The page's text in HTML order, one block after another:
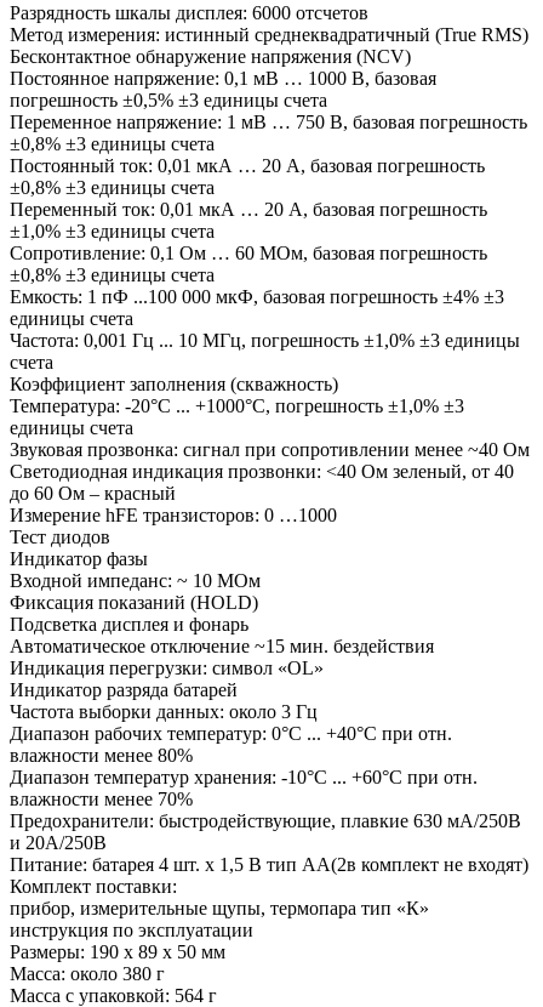
Разрядность шкалы дисплея: 6000 отсчетов
Метод измерения: истинный среднеквадратичный (True RMS)
Бесконтактное обнаружение напряжения (NCV)
Постоянное напряжение: 0,1 мВ … 1000 В, базовая
погрешность ±0,5% ±3 единицы счета
Переменное напряжение: 1 мВ … 750 В, базовая погрешность
±0,8% ±3 единицы счета
Постоянный ток: 0,01 мкА … 20 А, базовая погрешность
±0,8% ±3 единицы счета
Переменный ток: 0,01 мкА … 20 А, базовая погрешность
±1,0% ±3 единицы счета
Сопротивление: 0,1 Ом … 60 МОм, базовая погрешность
±0,8% ±3 единицы счета
Емкость: 1 пФ ...100 000 мкФ, базовая погрешность ±4% ±3
единицы счета
Частота: 0,001 Гц ... 10 МГц, погрешность ±1,0% ±3 единицы
счета
Коэффициент заполнения (скважность)
Температура: -20°С ... +1000°С, погрешность ±1,0% ±3
единицы счета
Звуковая прозвонка: сигнал при сопротивлении менее ~40 Ом
Светодиодная индикация прозвонки: <40 Ом зеленый, от 40
до 60 Ом – красный
Измерение hFE транзисторов: 0 …1000
Тест диодов
Индикатор фазы
Входной импеданс: ~ 10 МОм
Фиксация показаний (HOLD)
Подсветка дисплея и фонарь
Автоматическое отключение ~15 мин. бездействия
Индикация перегрузки: символ «OL»
Индикатор разряда батарей
Частота выборки данных: около 3 Гц
Диапазон рабочих температур: 0°С ... +40°С при отн.
влажности менее 80%
Диапазон температур хранения: -10°С ... +60°С при отн.
влажности менее 70%
Предохранители: быстродействующие, плавкие 630 мА/250В
и 20А/250В
Питание: батарея 4 шт. х 1,5 В тип AA(2в комплект не входят)
Комплект поставки:
прибор, измерительные щупы, термопара тип «К»
инструкция по эксплуатации
Размеры: 190 х 89 х 50 мм
Масса: около 380 г
Масса с упаковкой: 564 г